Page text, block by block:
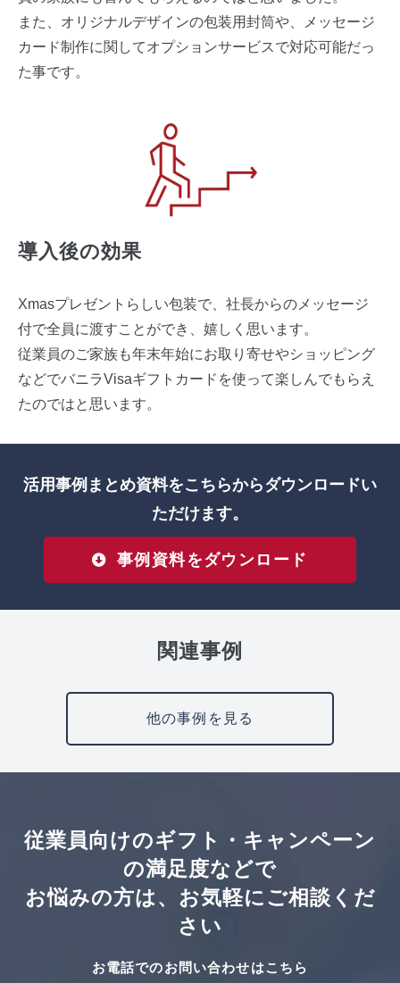
また、オリジナルデザインの包装用封筒や、メッセージ
カード制作に関してオプションサービスで対応可能だっ
た事です。
導入後の効果
Xmasプレゼントらしい包装で、社長からのメッセージ
付で全員に渡すことができ、嬉しく思います。
従業員のご家族も年末年始にお取り寄せやショッピング
などでバニラVisaギフトカードを使って楽しんでもらえ
たのではと思います。
活用事例まとめ資料をこちらからダウンロードい
ただけます。
事例資料をダウンロード
関連事例
他の事例を見る
従業員向けのギフト・キャンペーン
の満足度などで
お悩みの方は、お気軽にご相談くだ
さい
お電話でのお問い合わせはこちら